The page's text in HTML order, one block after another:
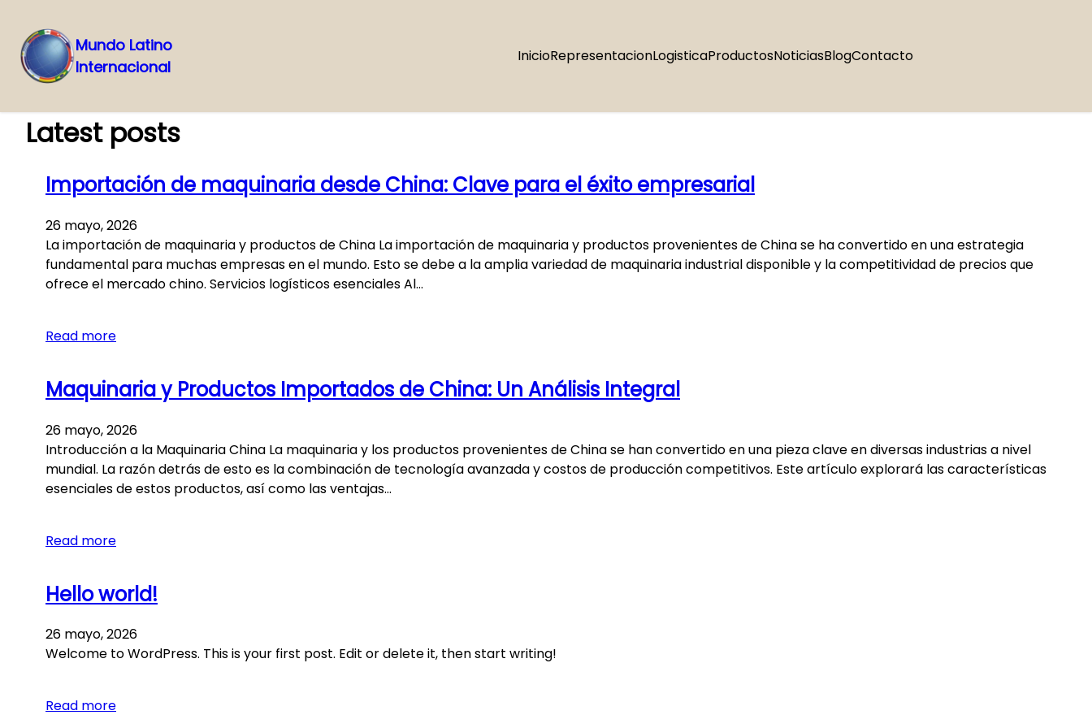
Saltar
contenido
Mundo Latino
Internacional
InicioRepresentacionLogisticaProductosNoticiasBlogContacto
Latest posts
Importación de maquinaria desde China: Clave para el éxito empresarial
26 mayo, 2026
La importación de maquinaria y productos de China La importación de maquinaria y productos provenientes de China se ha convertido en una estrategia
fundamental para muchas empresas en el mundo. Esto se debe a la amplia variedad de maquinaria industrial disponible y la competitividad de precios que
ofrece el mercado chino. Servicios logísticos esenciales Al…
Read more
Maquinaria y Productos Importados de China: Un Análisis Integral
26 mayo, 2026
Introducción a la Maquinaria China La maquinaria y los productos provenientes de China se han convertido en una pieza clave en diversas industrias a nivel
mundial. La razón detrás de esto es la combinación de tecnología avanzada y costos de producción competitivos. Este artículo explorará las características
esenciales de estos productos, así como las ventajas…
Read more
Hello world!
26 mayo, 2026
Welcome to WordPress. This is your first post. Edit or delete it, then start writing!
Read more